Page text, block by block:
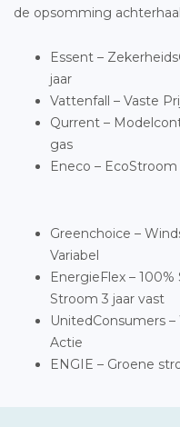
de opsomming
Essent –
jaar
Vattenfall – Vaste
Qurrent –
gas
Eneco – EcoStroom
Greenchoice –
Variabel
EnergieFlex –
Stroom 3 jaar vast
UnitedConsumers
Actie
ENGIE – Groene